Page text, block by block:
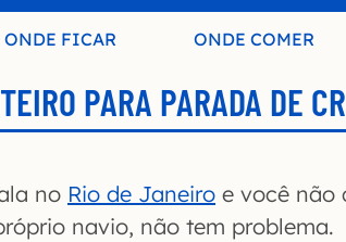
ONDE FICAR ONDE COMER
PARA PARADA DE
no Rio de Janeiro e você não
navio, não tem problema.